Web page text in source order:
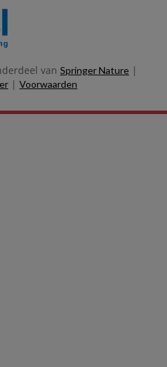
van Springer Nature |
| Voorwaarden